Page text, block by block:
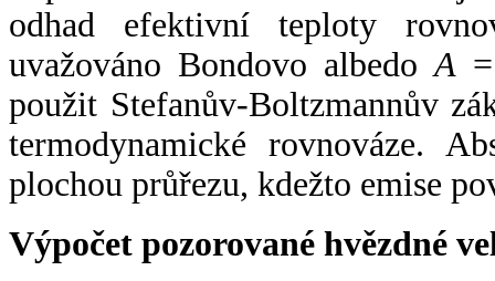
odhad efektivní teploty
uvažováno Bondovo albedoA
použit Stefanův-Boltzmannův
termodynamické rovnováze.
plochou průřezu, kdežto emise
Výpočet pozorované hvězdné